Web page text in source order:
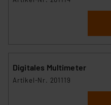
Digitales Multimeter
Artikel-Nr. 201119